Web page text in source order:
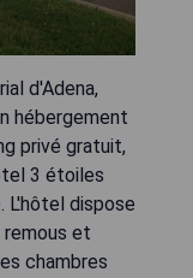
d'Adena,
hébergement
privé gratuit,
3 étoiles
L'hôtel dispose
remous et
chambres